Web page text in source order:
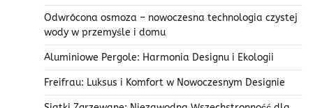
Odwrócona osmoza – nowoczesna technologia czystej
wody w przemyśle i domu
Aluminiowe Pergole: Harmonia Designu i Ekologii
Freifrau: Luksus i Komfort w Nowoczesnym Designie